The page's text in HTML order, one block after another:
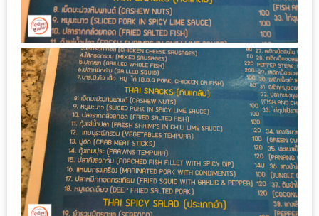
มาก
ที่สุด
ประจำ
ปี
2557
กิจกรรม
ชิง
รางวัล
กับ